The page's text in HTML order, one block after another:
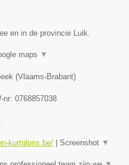
en in de provincie Luik.
maps ▼
(Vlaams-Brabant)
nr: 0768857038
kurtgloris.be/ Screenshot ▼